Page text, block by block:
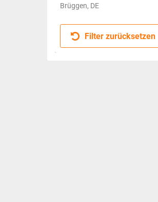
Brüggen, DE
Filter zurücksetzen